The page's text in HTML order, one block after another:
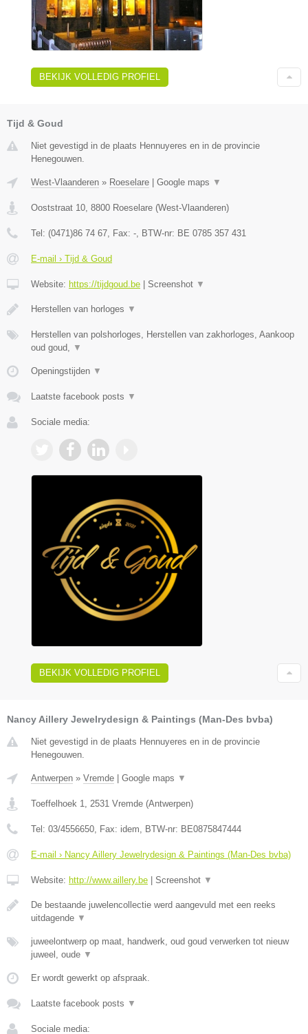
BEKIJK VOLLEDIG PROFIEL
Tijd & Goud
Niet gevestigd in de plaats Hennuyeres en in de provincie
Henegouwen.
West-Vlaanderen » Roeselare | Google maps ▼
Ooststraat 10 8800 Roeselare (West-Vlaanderen)
Tel: (0471)86 74 67 , Fax: - , BTW-nr: BE 0785 357 431
E-mail › Tijd & Goud
Website: https://tijdgoud.be | Screenshot ▼
Herstellen van horloges ▼
Herstellen van polshorloges, Herstellen van zakhorloges, Aankoop
oud goud,
▼
Openingstijden ▼
Laatste facebook posts ▼
Sociale media:
BEKIJK VOLLEDIG PROFIEL
Nancy Aillery Jewelrydesign & Paintings (Man-Des bvba)
Niet gevestigd in de plaats Hennuyeres en in de provincie
Henegouwen.
Antwerpen » Vremde | Google maps ▼
Toeffelhoek 1 2531 Vremde (Antwerpen)
Tel: 03/4556650 , Fax: idem , BTW-nr: BE0875847444
E-mail › Nancy Aillery Jewelrydesign & Paintings (Man-Des bvba)
Website: http://www.aillery.be | Screenshot ▼
De bestaande juwelencollectie werd aangevuld met een reeks
uitdagende ▼
juweelontwerp op maat, handwerk, oud goud verwerken tot nieuw
juweel, oude ▼
Er wordt gewerkt op afspraak.
Laatste facebook posts ▼
Sociale media: